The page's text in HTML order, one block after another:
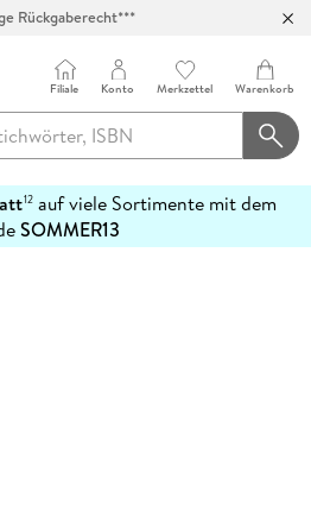
Rückgaberecht***
Filiale Konto Merkzettel Warenkorb
12auf viele Sortimente mit dem
SOMMER13